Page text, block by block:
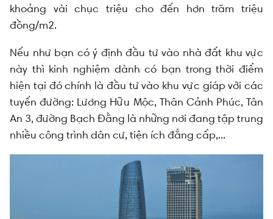
khoảng vài chục triệu cho đến hơn trăm triệu
đồng/m2.
Nếu như bạn có ý định đầu tư vào nhà đất khu vực
này thì kinh nghiệm dành có bạn trong thời điểm
hiện tại đó chính là đầu tư vào khu vực giáp với các
tuyến đường: Lương Hữu Mộc, Thân Cảnh Phúc, Tân
An 3, đường Bạch Đằng là những nơi đang tập trung
nhiều công trình dân cư, tiện ích đẳng cấp,...